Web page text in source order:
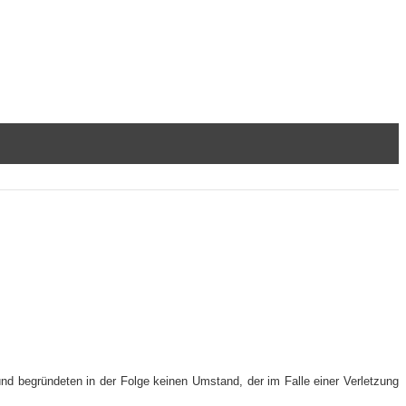
begründeten in der Folge keinen Umstand, der im Falle einer Verletzung